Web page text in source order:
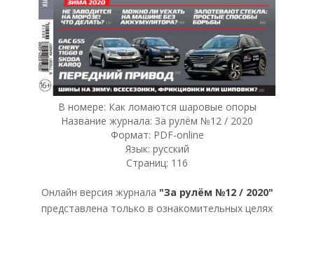
В номере: Как ломаются шаровые опоры
Название журнала: За рулём №12 / 2020
Формат: PDF-online
Язык: русский
Страниц: 116
Онлайн версия журнала "За рулём №12 / 2020"
представлена только в ознакомительных целях